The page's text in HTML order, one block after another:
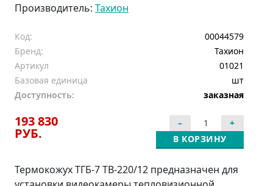
Производитель: Тахион
Код:
00044579
Бренд:
Тахион
Артикул
01021
Базовая единица
шт
Доступность:
заказная
193 830
РУБ. В КОРЗИНУ
Термокожух ТГБ-7 ТВ-220/12 предназначен для